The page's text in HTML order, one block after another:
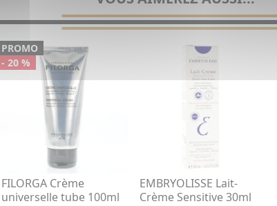
PROMO
- 20 %
FILORGA Crème
universelle tube 100ml
EMBRYOLISSE Lait-
Crème Sensitive 30ml